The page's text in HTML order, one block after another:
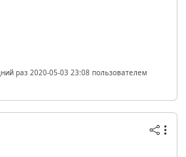
раз 2020-05-03 23:08 пользователем